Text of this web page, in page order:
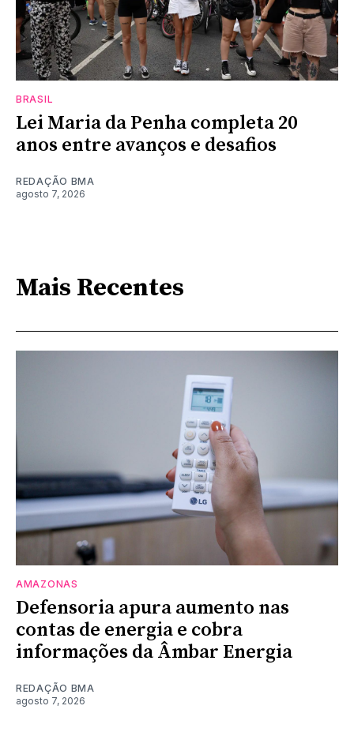
BRASIL
Lei Maria da Penha completa 20
anos entre avanços e desafios
REDAÇÃO BMA
agosto 7, 2026
Mais Recentes
AMAZONAS
Defensoria apura aumento nas
contas de energia e cobra
informações da Âmbar Energia
REDAÇÃO BMA
agosto 7, 2026